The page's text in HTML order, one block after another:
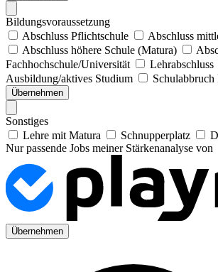
Bildungsvoraussetzung
Abschluss Pflichtschule
Abschluss
Abschluss höhere Schule (Matura)
Fachhochschule/Universität
Lehrabschluss
Ausbildung/aktives Studium
Schulabbruch
Übernehmen
Sonstiges
Lehre mit Matura
Schnupperplatz
Nur passende Jobs meiner Stärkenanalyse von
Übernehmen